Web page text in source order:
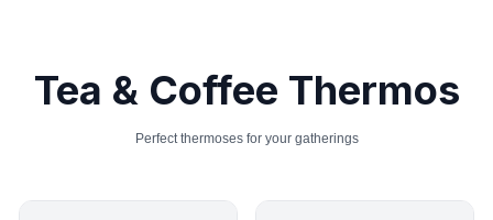
Tea & Coffee Thermos
Perfect thermoses for your gatherings